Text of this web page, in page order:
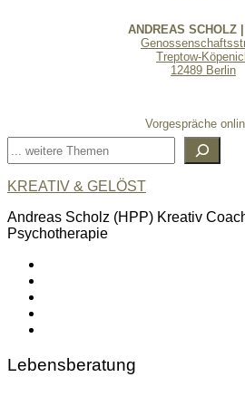
ANDREAS SCHOLZ
Treptow-
12489 Berlin
Vorgespräche
Suchen
KREATIV & GELÖST
Andreas Scholz (HPP) Kreativ
Psychotherapie
Lebensberatung